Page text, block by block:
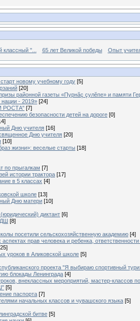
"... 65 лет Великой победы Опыт
новому учебному году [5]
[20]
районной газеты «Пурнăç çулĕпе» и памяти
нации - 2019» [24]
РОСТА" [7]
безопасности детей на дороге [0]
Дню учителя [16]
Дню учителя [20]
[10]
жизни»: веселые старты [18]
по прыгалкам [7]
истории трактора [17]
в 5 классах [4]
школе [13]
Дню матери [10]
диктант [6]
[8]
посетили сельскохозяйственную академию [4]
прав человека и ребенка,
уроков в Аликовской школе [5]
проекта "Я выбираю спортивный
блокады Ленинграда [4]
внеклассных мероприятий, мастер-классов
[5]
паспорта [7]
начальных классов и чувашского языка [5]
битве [5]